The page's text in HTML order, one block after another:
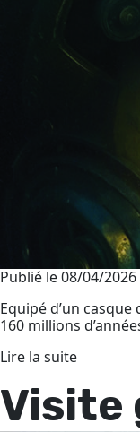
Publié le 08/04/
Equipé d’un
160 millions
Lire la suite
Visite